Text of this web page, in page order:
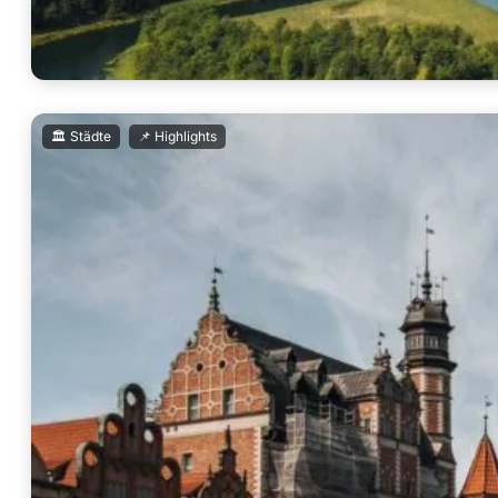
Nationalpark Wigry
Der Nationalpark Wigry liegt im Nordosten Polens und ist ein
mehr lesen
🏛️ Städte , 📌 Highlights